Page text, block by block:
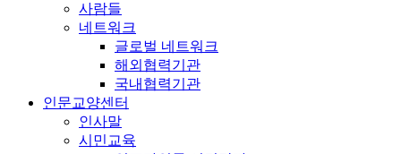
사람들
네트워크
글로벌 네트워크
해외협력기관
국내협력기관
인문교양센터
인사말
시민교육